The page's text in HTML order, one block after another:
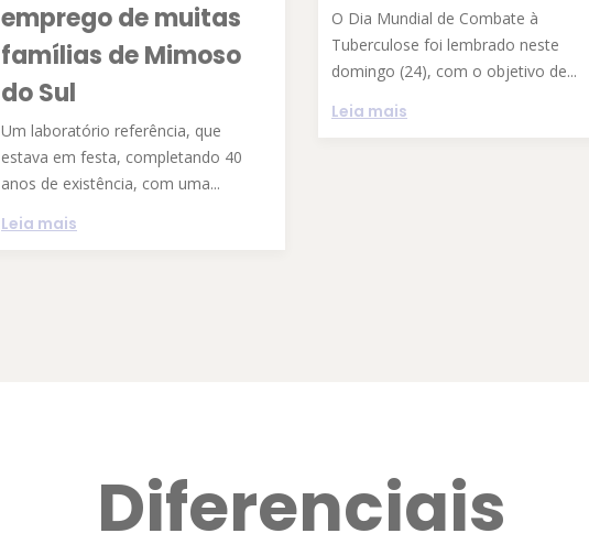
emprego de muitas
famílias de Mimoso
do Sul
Um laboratório referência, que
estava em festa, completando 40
anos de existência, com uma...
Leia mais
O Dia Mundial de Combate à
Tuberculose foi lembrado neste
domingo (24), com o objetivo de...
Leia mais
Diferenciais